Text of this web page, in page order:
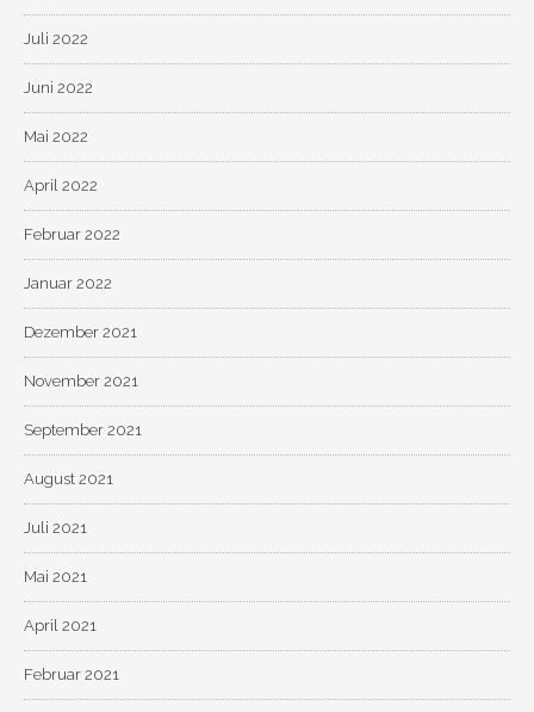
Juli 2022
Juni 2022
Mai 2022
April 2022
Februar 2022
Januar 2022
Dezember 2021
November 2021
September 2021
August 2021
Juli 2021
Mai 2021
April 2021
Februar 2021